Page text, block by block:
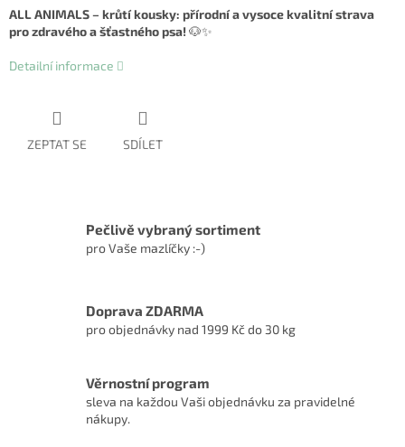
ALL ANIMALS – krůtí kousky: přírodní a vysoce kvalitní strava
pro zdravého a šťastného psa!🐶✨
Detailní informace
ZEPTAT SE SDÍLET
Pečlivě vybraný sortiment
pro Vaše mazlíčky :-)
Doprava ZDARMA
pro objednávky nad 1999 Kč do 30 kg
Věrnostní program
sleva na každou Vaši objednávku za pravidelné
nákupy.